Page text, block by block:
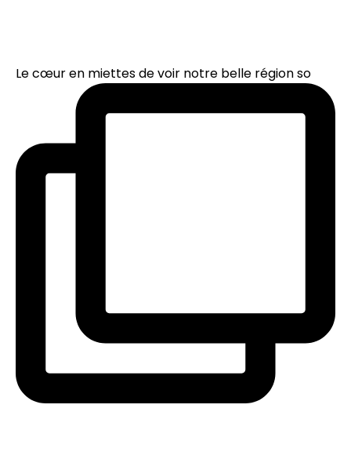
Le cœur en miettes de voir notre belle région so